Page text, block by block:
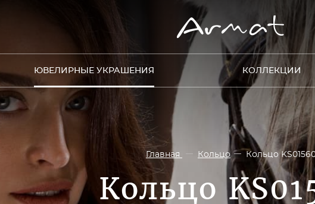
ЮВЕЛИРНЫЕ УКРАШЕНИЯ КОЛЛЕКЦИИ
Главная Кольцо Кольцо
Кольцо